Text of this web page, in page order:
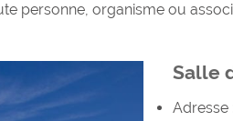
personne, organisme ou
Salle
Adresse